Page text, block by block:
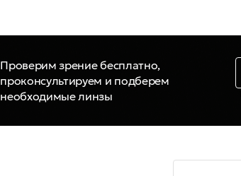
Проверим зрение бесплатно,
проконсультируем и подберем
необходимые линзы